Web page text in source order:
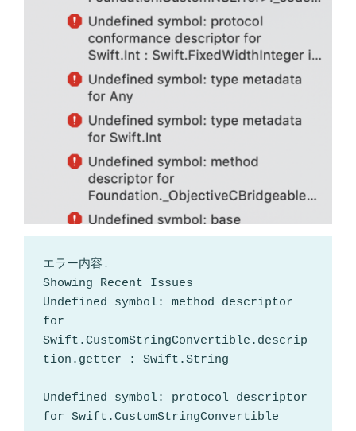
エラー内容↓
Showing Recent Issues
Undefined symbol: method descriptor
for
Swift.CustomStringConvertible.descrip
tion.getter : Swift.String
Undefined symbol: protocol descriptor
for Swift.CustomStringConvertible